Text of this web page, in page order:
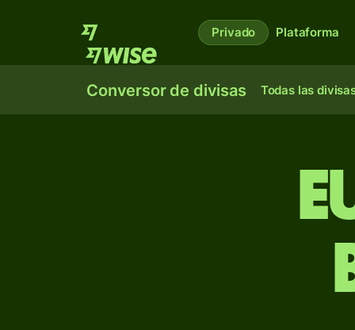
Privado Plataforma
Conversor de divisas Todas las